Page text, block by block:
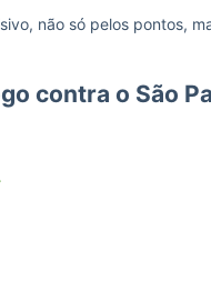
não só pelos pontos,
contra o São